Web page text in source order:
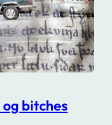
bitches